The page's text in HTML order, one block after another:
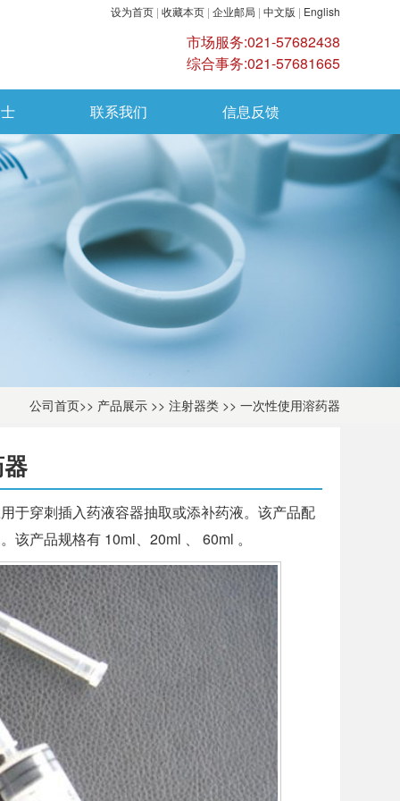
设为首页 | 收藏本页 | 企业邮局 | 中文版 | English
市场服务:021-57682438
综合事务:021-57681665
联系我们 信息反馈
公司首页>> 产品展示 >> 注射器类 >> 一次性使用溶药器
于穿刺插入药液容器抽取或添补药液。该产品配
产品规格有 10ml、20ml 、 60ml 。